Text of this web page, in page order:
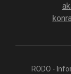
RODO -